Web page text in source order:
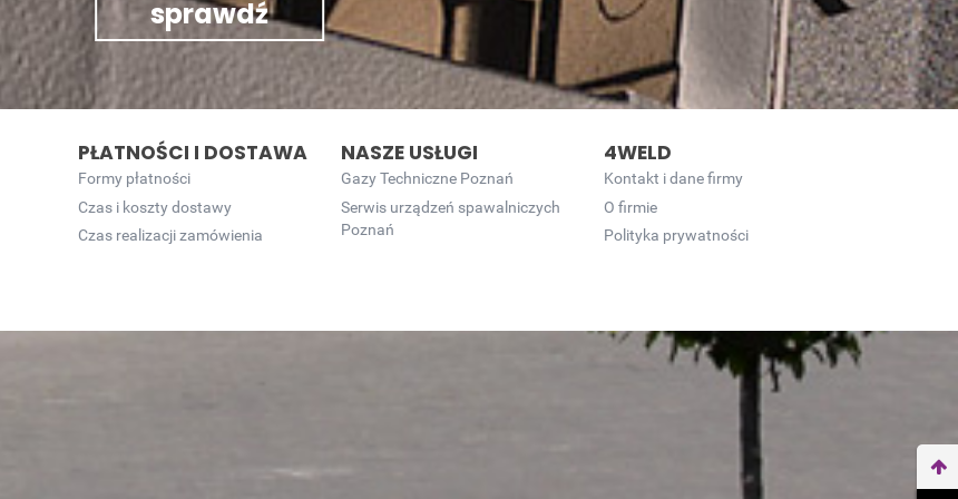
sprawdź
PŁATNOŚCI I DOSTAWA
Formy płatności
Czas i koszty dostawy
Czas realizacji zamówienia
NASZE USŁUGI
Gazy Techniczne Poznań
Serwis urządzeń spawalniczych
Poznań
4WELD
Kontakt i dane firmy
O firmie
Polityka prywatności